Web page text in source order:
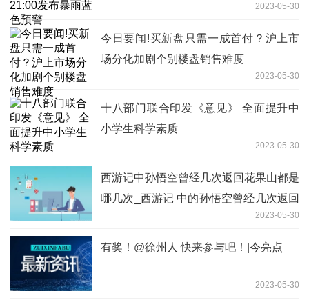
2023-05-30
今日要闻!买新盘只需一成首付？沪上市
场分化加剧个别楼盘销售难度
2023-05-30
十八部门联合印发《意见》 全面提升中
小学生科学素质
2023-05-30
西游记中孙悟空曾经几次返回花果山都是
哪几次_西游记 中的孙悟空曾经几次返回
2023-05-30
有奖！@徐州人 快来参与吧！|今亮点
2023-05-30